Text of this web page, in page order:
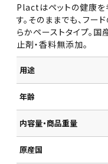
Plactはペットの健康を
す。そのままでも、フー
らかペーストタイプ。
止剤・香料無添加。
用途
年齢
内容量・商品重量
原産国